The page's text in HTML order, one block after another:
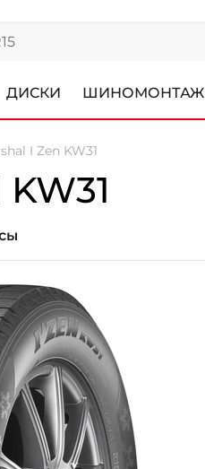
ДИСКИ ШИНОМОНТАЖ
I Zen KW31